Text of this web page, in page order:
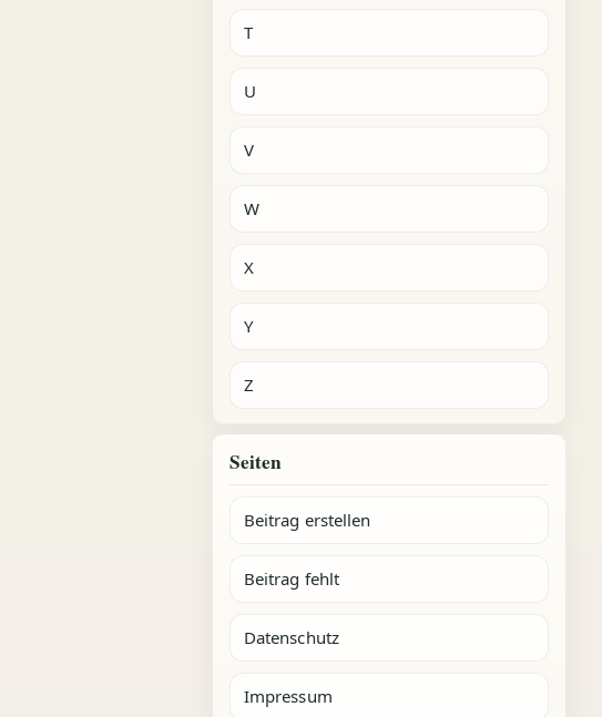
T
U
V
W
X
Y
Z
Seiten
Beitrag erstellen
Beitrag fehlt
Datenschutz
Impressum